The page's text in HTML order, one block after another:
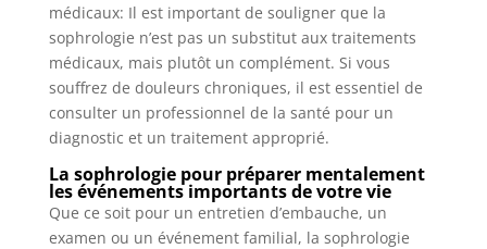
médicaux: Il est important de souligner que la
sophrologie n’est pas un substitut aux traitements
médicaux, mais plutôt un complément. Si vous
souffrez de douleurs chroniques, il est essentiel de
consulter un professionnel de la santé pour un
diagnostic et un traitement approprié.
La sophrologie pour préparer mentalement
les événements importants de votre vie
Que ce soit pour un entretien d’embauche, un
examen ou un événement familial, la sophrologie